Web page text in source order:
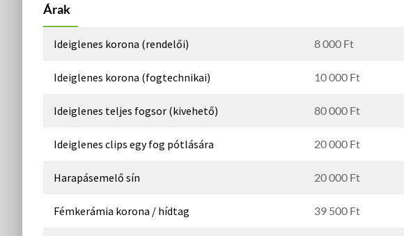
Árak
Ideiglenes korona (rendelői) 8 000 Ft
Ideiglenes korona (fogtechnikai) 10 000 Ft
Ideiglenes teljes fogsor (kivehető) 80 000 Ft
Ideiglenes clips egy fog pótlására 20 000 Ft
Harapásemelő sín 20 000 Ft
Fémkerámia korona / hídtag 39 500 Ft